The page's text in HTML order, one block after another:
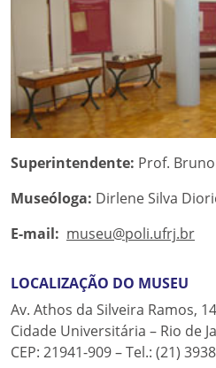
Superintendente: Prof.
Museóloga: Dirlene Silva
E-mail: museu@poli.ufrj.br
LOCALIZAÇÃO DO MUSEU
Av. Athos da Silveira Ramos,
Cidade Universitária – Rio de
CEP: 21941-909 – Tel.: (21)